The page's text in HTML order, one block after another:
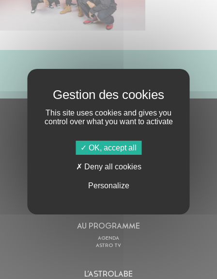
S'ABONNER À LA NEWSLETTER
AU PROGRAMME
AGENDA
ASTRO TV
L’ASTROLABE
This site uses cookies and gives you
control over what you want to activate
OK, accept all
Deny all cookies
Personalize